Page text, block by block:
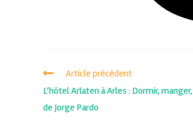
Article précédent
L’hôtel Arlaten à Arles : Dormir,
de Jorge Pardo